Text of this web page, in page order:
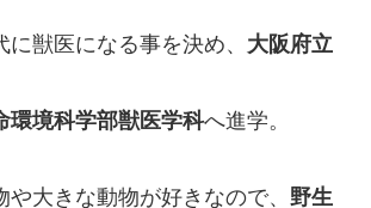
に獣医になる事を決め、 大阪府立
環境科学部獣医学科へ進学。
や大きな動物が好きなので、 野生